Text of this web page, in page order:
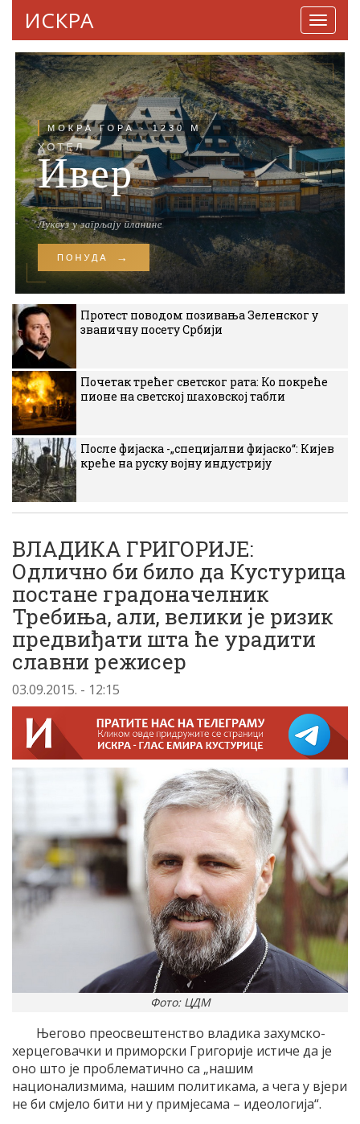
ИСКРА
Протест поводом позивања Зеленског у
званичну посету Србији
Почетак трећег светског рата: Ко покреће
пионе на светској шаховској табли
После фијаска -„специјални фијаско“: Кијев
креће на руску војну индустрију
ВЛАДИКА ГРИГОРИЈЕ:
Одлично би било да Кустурица
постане градоначелник
Требиња, али, велики је ризик
предвиђати шта ће урадити
славни режисер
03.09.2015. - 12:15
Фото: ЦДМ
Његово преосвештенство владика захумско-
херцеговачки и приморски Григорије истиче да је
оно што је проблематично са „нашим
национализмима, нашим политикама, а чега у вјери
не би смјело бити ни у примјесама – идеологија“.